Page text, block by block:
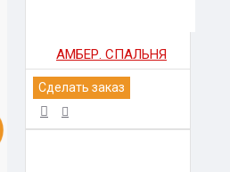
АМБЕР. СПАЛЬНЯ
Сделать заказ